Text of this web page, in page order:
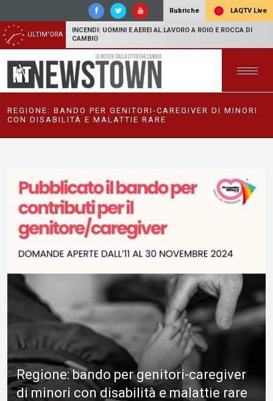
Rubriche LAQTV Live
ULTIM'ORA
INCENDI: UOMINI E AEREI AL LAVORO A ROIO E ROCCA DI
CAMBIO
REGIONE: BANDO PER GENITORI-CAREGIVER DI MINORI
CON DISABILITÀ E MALATTIE RARE
Regione: bando per genitori-caregiver
di minori con disabilità e malattie rare